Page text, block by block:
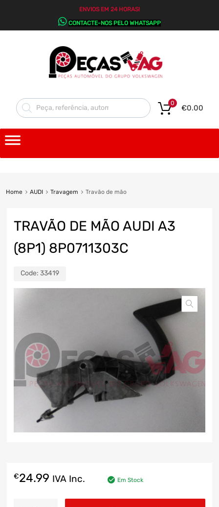
ENVIOS EM 24 HORAS!
CONTACTE-NOS PELO WHATSAPP
€0.00
0
Home AUDI Travagem Travão de mão
TRAVÃO DE MÃO AUDI A3
(8P1) 8P0711303C
Code: 33419
€24.99 IVA Inc. Em Stock